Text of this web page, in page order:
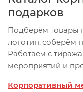
подарков
Подберём товары
логотип, соберём
Работаем с
мероприятий и
Корпоративный